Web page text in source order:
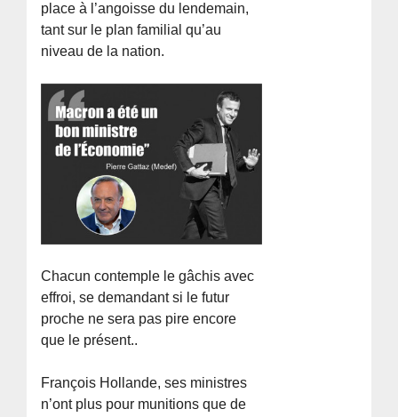
place à l’angoisse du lendemain,
tant sur le plan familial qu’au
niveau de la nation.
Chacun contemple le gâchis avec
effroi, se demandant si le futur
proche ne sera pas pire encore
que le présent..
François Hollande, ses ministres
n’ont plus pour munitions que de